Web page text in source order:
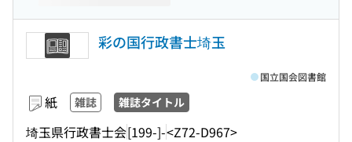
彩の国行政書士埼玉
紙 雑誌 雑誌タイトル
埼玉県行政書士会[199-]-<Z72-D967>
国立国会図書館